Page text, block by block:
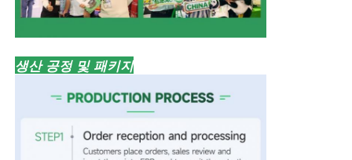
생산 공정 및 패키지